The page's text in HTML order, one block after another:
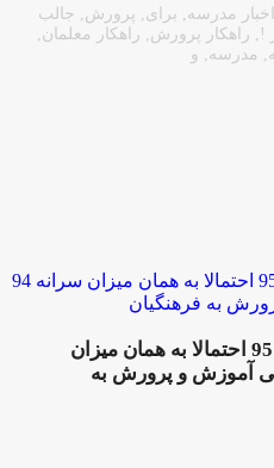
مدرسه, برای, پرورش, جالب
, راهکار پرورش, راهکار معلمان ,
مدرسه, و
سرانه مدارس دولتی در سال 95 احتمالا به همان میزان
آموزش و پرورش به